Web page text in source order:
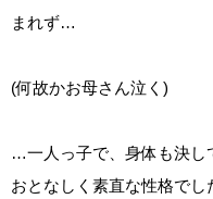
まれず…
(何故かお母さん泣く)
…一人っ子で、身体も決し
おとなしく素直な性格で